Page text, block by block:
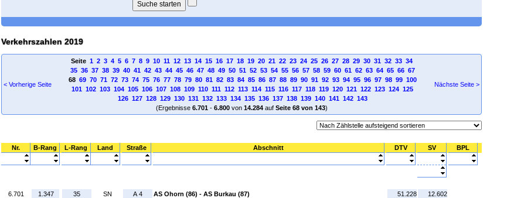
Verkehrszahlen 2019
< Vorherige Seite
Seite 1 2 3 4 5 6 7 8 9 10 11 12 13 14 15 16 17 18 19 20 21 22 23 24 25 26 27 28 29 30 31 32 33 34
35 36 37 38 39 40 41 42 43 44 45 46 47 48 49 50 51 52 53 54 55 56 57 58 59 60 61 62 63 64 65 66 67
68 69 70 71 72 73 74 75 76 77 78 79 80 81 82 83 84 85 86 87 88 89 90 91 92 93 94 95 96 97 98 99 100
101 102 103 104 105 106 107 108 109 110 111 112 113 114 115 116 117 118 119 120 121 122 123 124 125
126 127 128 129 130 131 132 133 134 135 136 137 138 139 140 141 142 143
(Ergebnisse 6.701- 6.800von 14.284auf Seite 68 von 143)
Nächste Seite >
Nr. B-Rang L-Rang Land Straße Abschnitt DTV SV BPL
6.701 1.347 35 SN A 4
AS Ohorn (86) - AS Burkau (87)
51.228
12.602